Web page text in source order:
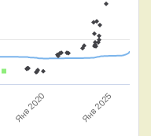
Янв 2020 Янв 2025